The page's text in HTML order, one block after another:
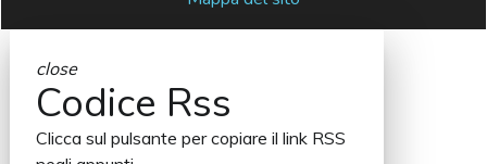
close
Codice Rss
Clicca sul pulsante per copiare il link RSS